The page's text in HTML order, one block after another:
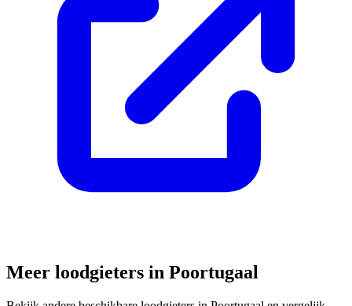
Meer loodgieters in Poortugaal